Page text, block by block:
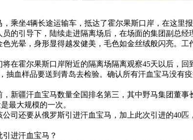
乘坐4辆长途运输车，抵达了霍尔果斯口岸，在这里报
引导下，陆续走进隔离场后，在场面的集团副总经
光晕，身形显得越发健美，毛色如金丝绒般闪亮。
在霍尔果斯口岸附近的隔离场隔离观察45天以后，回
血样品要送到青岛去检验。确认所有汗血宝马没有
新疆汗血宝马数量全国排名第三，其中野马集团董
最大规模的一次。
司还要从俄罗斯引进汗血宝马，加上此次引进的40
进汗血宝马？